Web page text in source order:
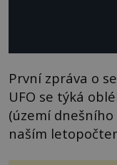
První zpráva o
UFO se týká
(území
naším